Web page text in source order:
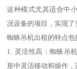
这种模式尤其适合中
况设备的项目，实现了
蜘蛛吊机出租的特点包
1. 灵活性高：蜘蛛吊
形中灵活移动和操作，